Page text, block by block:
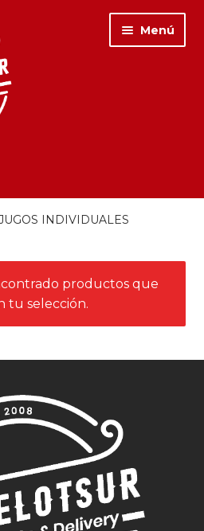
Menú
INDIVIDUALES
productos que
tu selección.